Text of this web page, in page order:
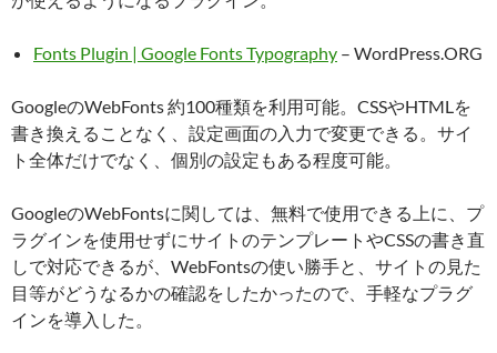
Fonts Plugin | Google Fonts Typography – WordPress.ORG
GoogleのWebFonts 約100種類を利用可能。CSSやHTMLを
書き換えることなく、設定画面の入力で変更できる。サイ
ト全体だけでなく、個別の設定もある程度可能。
GoogleのWebFontsに関しては、無料で使用できる上に、プ
ラグインを使用せずにサイトのテンプレートやCSSの書き直
しで対応できるが、WebFontsの使い勝手と、サイトの見た
目等がどうなるかの確認をしたかったので、手軽なプラグ
インを導入した。